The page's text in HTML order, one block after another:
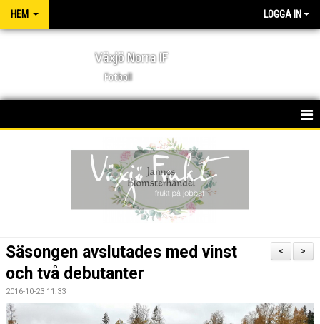
HEM LOGGA IN
Växjö Norra IF
Fotboll
KALENDER
>
<
Säsongen avslutades med vinst
och två debutanter
2016-10-23 11:33